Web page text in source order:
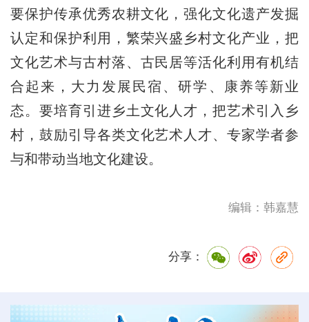
要保护传承优秀农耕文化，强化文化遗产发掘
认定和保护利用，繁荣兴盛乡村文化产业，把
文化艺术与古村落、古民居等活化利用有机结
合起来，大力发展民宿、研学、康养等新业
态。要培育引进乡土文化人才，把艺术引入乡
村，鼓励引导各类文化艺术人才、专家学者参
与和带动当地文化建设。
编辑：韩嘉慧
分享：